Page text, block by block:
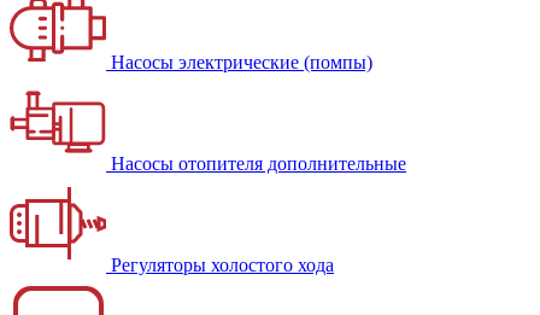
Насосы электрические (помпы)
Насосы отопителя дополнительные
Регуляторы холостого хода